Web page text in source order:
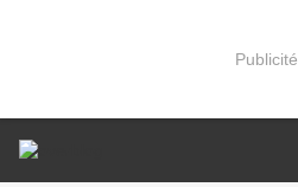
Publicité